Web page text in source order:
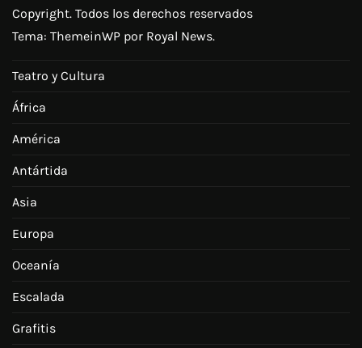
Copyright. Todos los derechos reservados
Tema: ThemeinWP por Royal News.
Teatro y Cultura
África
América
Antártida
Asia
Europa
Oceanía
Escalada
Grafitis